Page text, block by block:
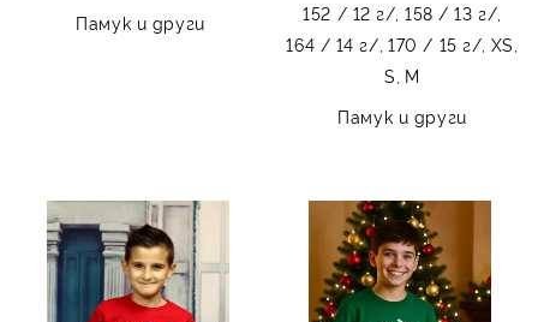
Памук и други
152 / 12 г/, 158 / 13 г/,
164 / 14 г/, 170 / 15 г/, XS,
S, M
Памук и други